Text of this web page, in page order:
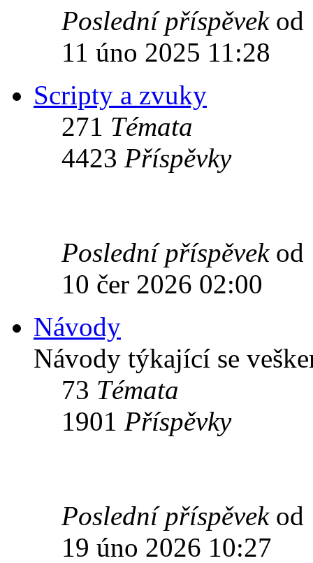
Poslední příspěvekod
11 úno 2025 11:28
Scripty a zvuky
271 Témata
4423 Příspěvky
Poslední příspěvekod
10 čer 2026 02:00
Návody
Návody týkající se
73 Témata
1901 Příspěvky
Poslední příspěvekod
19 úno 2026 10:27